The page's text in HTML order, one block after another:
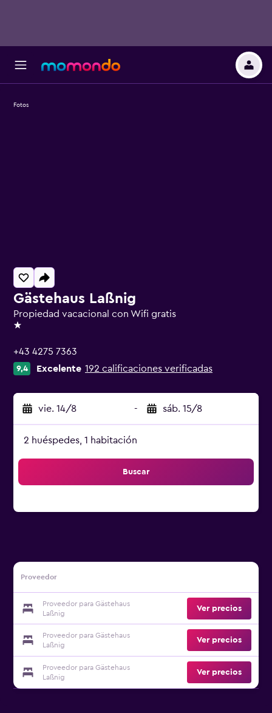
Gästehaus Laßnig
Propiedad vacacional con Wifi gratis
1 estrella
+43 4275 7363
9,4 Excelente 192 calificaciones verificadas
vie. 14/8 - sáb. 15/8
2 huéspedes, 1 habitación
Buscar
Proveedor
Proveedor para Gästehaus
Laßnig
Ver precios
Proveedor para Gästehaus
Laßnig
Ver precios
Proveedor para Gästehaus
Laßnig
Ver precios
Fotos